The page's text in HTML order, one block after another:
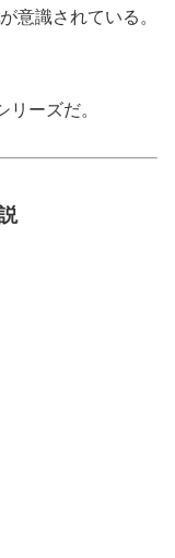
が意識されている。
リーズだ。